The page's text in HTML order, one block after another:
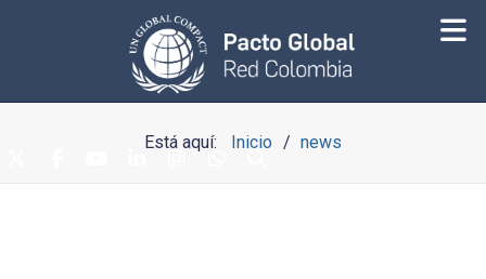
Está aquí: Inicio news